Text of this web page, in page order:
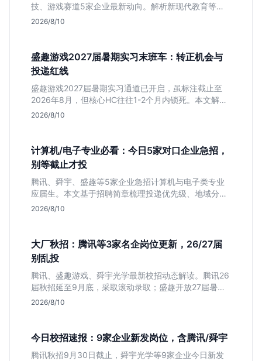
技、游戏赛道5家企业最新动向。解析新现代教育等公
司网申截止时间与专业限制，帮你快速决定投递优先
2026/8/10
盛趣游戏2027届暑期实习末班车：转正机会与
投递红线
盛趣游戏2027届暑期实习通道已开启，虽标注截止至
2026年8月，但核心HC往往1-2个月内锁死。本文解析
游戏大厂“招满即止”的招聘逻辑，提醒同学避开时间陷
2026/8/10
计算机/电子专业必看：今日5家对口企业急招，
别等截止才投
腾讯、舜宇、盛趣等5家企业急招计算机与电子类专业
应届生。本文基于招聘简章梳理投递优先级、地域分布
及截止时间，助你快速决策。
2026/8/10
大厂秋招：腾讯等3家名企岗位更新，26/27届
别乱投
腾讯、盛趣游戏、舜宇光学最新校招动态解读。腾讯26
届秋招延至9月底，采取滚动录取；盛趣开放27届暑期
实习；舜宇光学聚焦硬件制造。本文分析三家企业时间
2026/8/10
今日校招速报：9家企业新发岗位，含腾讯/舜宇
腾讯秋招9月30日截止，舜宇光学等9家企业今日新发